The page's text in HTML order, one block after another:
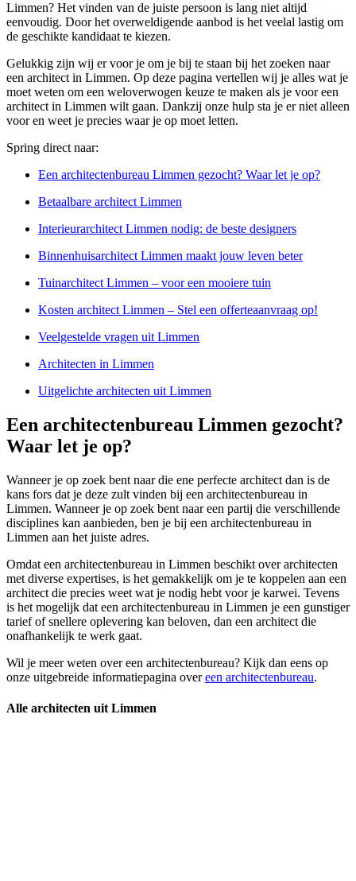
Limmen? Het vinden van de juiste persoon is lang niet altijd
eenvoudig. Door het overweldigende aanbod is het veelal lastig om
de geschikte kandidaat te kiezen.
Gelukkig zijn wij er voor je om je bij te staan bij het zoeken naar
een architect in Limmen. Op deze pagina vertellen wij je alles wat je
moet weten om een weloverwogen keuze te maken als je voor een
architect in Limmen wilt gaan. Dankzij onze hulp sta je er niet alleen
voor en weet je precies waar je op moet letten.
Spring direct naar:
Een architectenbureau Limmen gezocht? Waar let je op?
Betaalbare architect Limmen
Interieurarchitect Limmen nodig: de beste designers
Binnenhuisarchitect Limmen maakt jouw leven beter
Tuinarchitect Limmen – voor een mooiere tuin
Kosten architect Limmen – Stel een offerteaanvraag op!
Veelgestelde vragen uit Limmen
Architecten in Limmen
Uitgelichte architecten uit Limmen
Een architectenbureau Limmen gezocht?
Waar let je op?
Wanneer je op zoek bent naar die ene perfecte architect dan is de
kans fors dat je deze zult vinden bij een architectenbureau in
Limmen. Wanneer je op zoek bent naar een partij die verschillende
disciplines kan aanbieden, ben je bij een architectenbureau in
Limmen aan het juiste adres.
Omdat een architectenbureau in Limmen beschikt over architecten
met diverse expertises, is het gemakkelijk om je te koppelen aan een
architect die precies weet wat je nodig hebt voor je karwei. Tevens
is het mogelijk dat een architectenbureau in Limmen je een gunstiger
tarief of snellere oplevering kan beloven, dan een architect die
onafhankelijk te werk gaat.
Wil je meer weten over een architectenbureau? Kijk dan eens op
onze uitgebreide informatiepagina overeen architectenbureau.
Alle architecten uit Limmen